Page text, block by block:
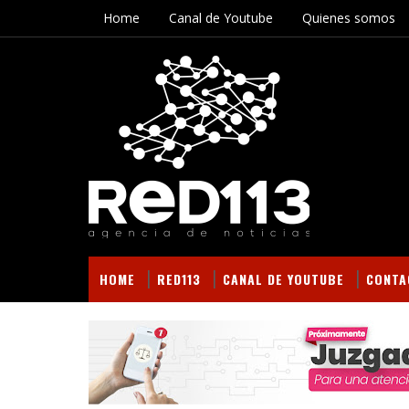
Home Canal de Youtube Quienes somos
HOME RED113 CANAL DE YOUTUBE